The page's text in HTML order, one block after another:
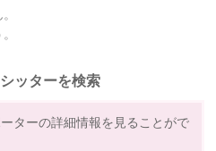
ッターを検索
ターの詳細情報を見ることがで